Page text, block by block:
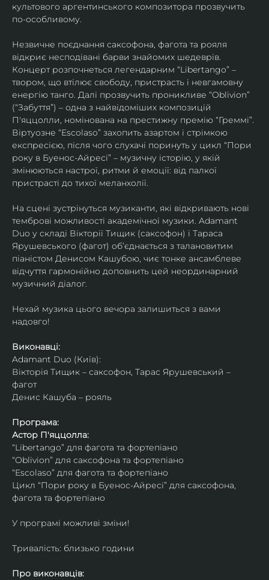
культового аргентинського композитора прозвучить
по-особливому.
Незвичне поєднання саксофона, фагота та рояля
відкриє несподівані барви знайомих шедеврів.
Концерт розпочнеться легендарним “Libertango” –
твором, що втілює свободу, пристрасть і невгамовну
енергію танго. Далі прозвучить проникливе “Oblivion”
(“Забуття”) – одна з найвідоміших композицій
П'яццолли, номінована на престижну премію “Греммі”.
Віртуозне “Escolaso” захопить азартом і стрімкою
експресією, після чого слухачі поринуть у цикл “Пори
року в Буенос-Айресі” – музичну історію, у якій
змінюються настрої, ритми й емоції: від палкої
пристрасті до тихої меланхолії.
На сцені зустрінуться музиканти, які відкривають нові
темброві можливості академічної музики. Adamant
Duo у складі Вікторії Тищик (саксофон) і Тараса
Ярушевського (фагот) об’єднається з талановитим
піаністом Денисом Кашубою, чиє тонке ансамблеве
відчуття гармонійно доповнить цей неординарний
музичний діалог.
Нехай музика цього вечора залишиться з вами
надовго!
Виконавці:
Adamant Duo (Київ):
Вікторія Тищик – саксофон, Тарас Ярушевський –
фагот
Денис Кашуба – рояль
Програма:
Астор П'яццолла:
“Libertango” для фагота та фортепіано
“Oblivion” для саксофона та фортепіано
“Escolaso” для фагота та фортепіано
Цикл “Пори року в Буенос-Айресі” для саксофона,
фагота та фортепіано
У програмі можливі зміни!
Тривалість: близько години
Про виконавців: